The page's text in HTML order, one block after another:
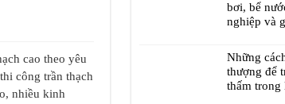
cao theo yêu
công trần thạch
nhiều kinh
bơi, bể
nghiệp và
Những
thượng để
thấm trong